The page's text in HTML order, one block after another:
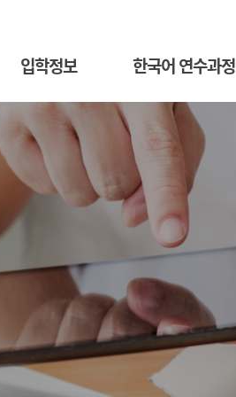
입학정보 한국어 연수과정